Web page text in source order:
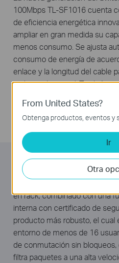
100Mbps TL-SF1016 cuenta
de eficiencia energética
ampliar en gran medida su
menos consumo. Se ajusta
consumo de energía de
enlace y la longitud del cable
carbono de su red. También
RoHS de la UE, que prohíbe
peligrosos. Además, el 80%
puede ser reciclado.
Alto Rendimiento
en rack, combinado con una
interna con certificado de
producto más robusto, el cual
entorno de menos de 16
de conmutación sin
filtra paquetes a una alta
From United States?
Obtenga productos, eventos y
Ir
Otra